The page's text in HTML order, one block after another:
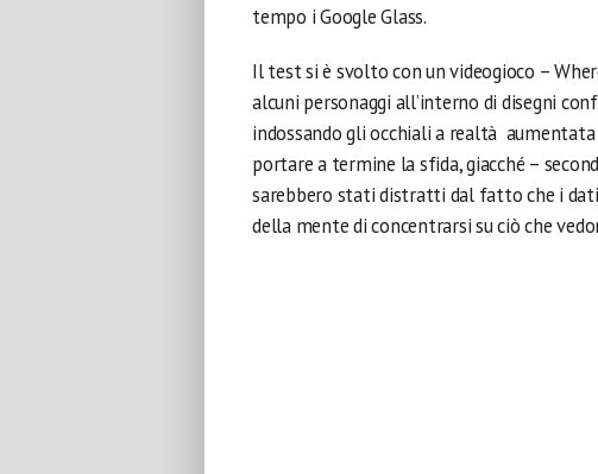
tempo i Google Glass.
Il test si è svolto con un videogioco –
alcuni personaggi all’interno di disegni
indossando gli occhiali a realtà
portare a termine la sfida, giacché –
sarebbero stati distratti dal fatto che i
della mente di concentrarsi su ciò che